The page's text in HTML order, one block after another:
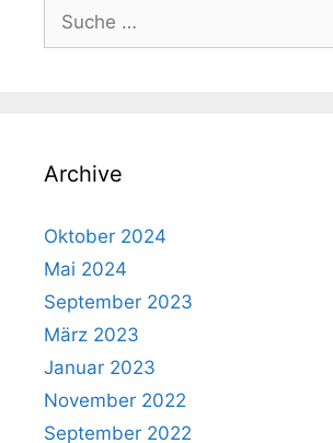
nach:
Archive
Oktober 2024
Mai 2024
September 2023
März 2023
Januar 2023
November 2022
September 2022